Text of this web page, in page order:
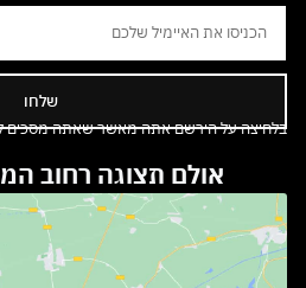
שלחו
בלחיצה על הירשם אתה מאשר שאתה מסכים
אולם תצוגה רחוב המסגר 21